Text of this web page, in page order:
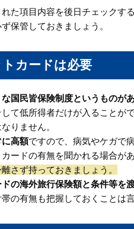
た項目内容を後日チェックす
保管しておきましょう。
カードは必要
国民皆保険制度というものがあ
て低所得者だけが入ることが
りません。
高額ですので、病気やケガで
ードの有無を聞かれる場合があ
さず持っておきましょう。
の海外旅行保険額と条件等を
の有無も把握しておくことは